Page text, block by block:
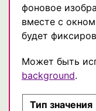
фоновое
вместе с
будет
Может быть
background.
Тип значения